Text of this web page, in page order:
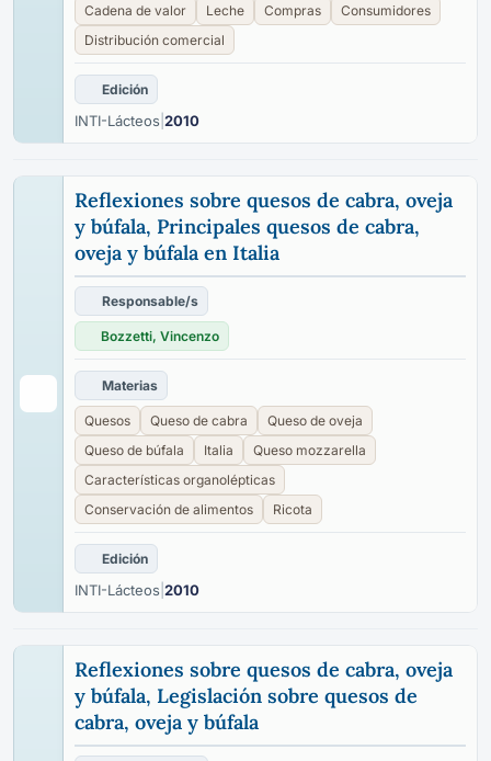
Cadena de valor
Leche Compras
Consumidores
Distribución comercial
Edición
INTI-Lácteos 2010
Reflexiones sobre quesos de cabra, oveja
y búfala, Principales quesos de cabra,
oveja y búfala en Italia
Responsable/s
Bozzetti, Vincenzo
Materias
Quesos Queso de cabra
Queso de oveja
Queso de búfala
Italia
Queso mozzarella
Características organolépticas
Conservación de alimentos
Ricota
Edición
INTI-Lácteos 2010
Reflexiones sobre quesos de cabra, oveja
y búfala, Legislación sobre quesos de
cabra, oveja y búfala